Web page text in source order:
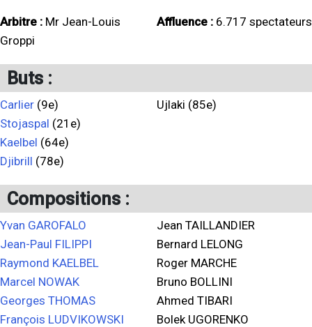
Arbitre : Mr Jean-Louis
Groppi
Affluence : 6.717 spectateurs
Buts :
Carlier (9e)
Stojaspal (21e)
Kaelbel (64e)
Djibrill (78e)
Ujlaki (85e)
Compositions :
Yvan GAROFALO
Jean-Paul FILIPPI
Raymond KAELBEL
Marcel NOWAK
Georges THOMAS
François LUDVIKOWSKI
Jean TAILLANDIER
Bernard LELONG
Roger MARCHE
Bruno BOLLINI
Ahmed TIBARI
Bolek UGORENKO